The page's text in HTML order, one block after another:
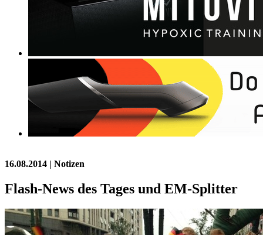
16.08.2014 | Notizen
Flash-News des Tages und EM-Splitter